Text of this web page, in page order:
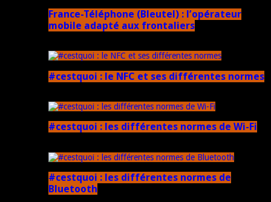
France-Téléphone (Bleutel) : l’opérateur
mobile adapté aux frontaliers
#cestquoi : le NFC et ses différentes normes
#cestquoi : les différentes normes de Wi-Fi
#cestquoi : les différentes normes de
Bluetooth